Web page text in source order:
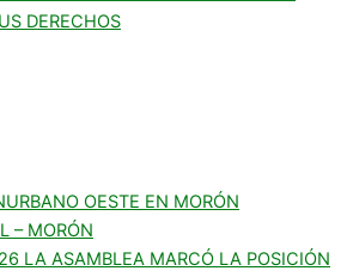
DERECHOS
OESTE EN MORÓN
– MORÓN
LA ASAMBLEA MARCÓ LA POSICIÓN